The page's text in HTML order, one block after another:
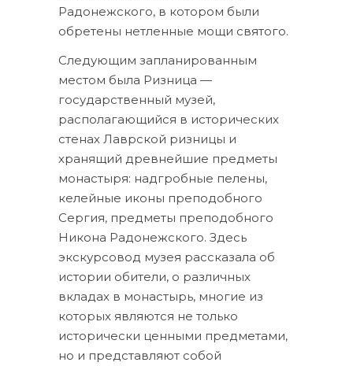
Радонежского, в котором были
обретены нетленные мощи святого.
Следующим запланированным
местом была Ризница —
государственный музей,
располагающийся в исторических
стенах Лаврской ризницы и
хранящий древнейшие предметы
монастыря: надгробные пелены,
келейные иконы преподобного
Сергия, предметы преподобного
Никона Радонежского. Здесь
экскурсовод музея рассказала об
истории обители, о различных
вкладах в монастырь, многие из
которых являются не только
исторически ценными предметами,
но и представляют собой